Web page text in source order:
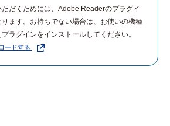
だくためには、Adobe Readerのプラグイ
ます。お持ちでない場合は、お使いの機種
ラグインをインストールしてください。
ードする